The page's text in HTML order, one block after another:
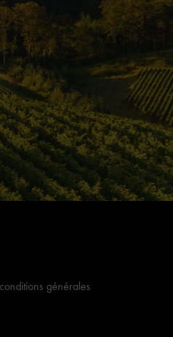
générales